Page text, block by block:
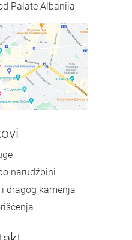
Palate Albanija
narudžbini
dragog kamenja